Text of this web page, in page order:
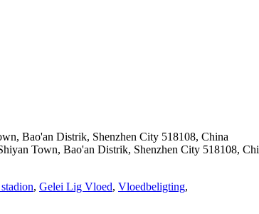
Bao'an Distrik, Shenzhen City 518108, China
Town, Bao'an Distrik, Shenzhen City 518108,
, Gelei Lig Vloed, Vloedbeligting,